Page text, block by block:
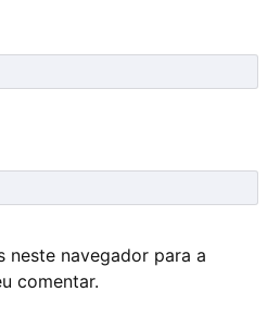
neste navegador para a
comentar.